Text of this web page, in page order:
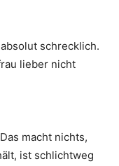
schrecklich.
lieber nicht
macht nichts,
ist schlichtweg